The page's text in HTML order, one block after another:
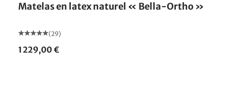
Matelas en latex naturel « Bella-Ortho »
(29)
1 229,00 €